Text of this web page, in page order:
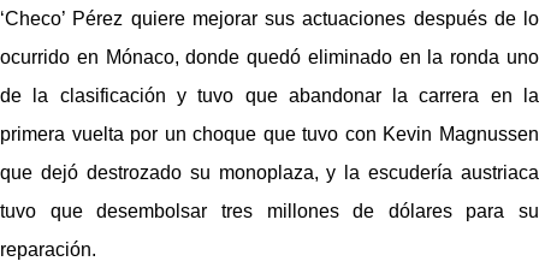
‘Checo’ Pérez quiere mejorar sus actuaciones después de lo
ocurrido en Mónaco, donde quedó eliminado en la ronda uno
de la clasificación y tuvo que abandonar la carrera en la
primera vuelta por un choque que tuvo con Kevin Magnussen
que dejó destrozado su monoplaza, y la escudería austriaca
tuvo que desembolsar tres millones de dólares para su
reparación.